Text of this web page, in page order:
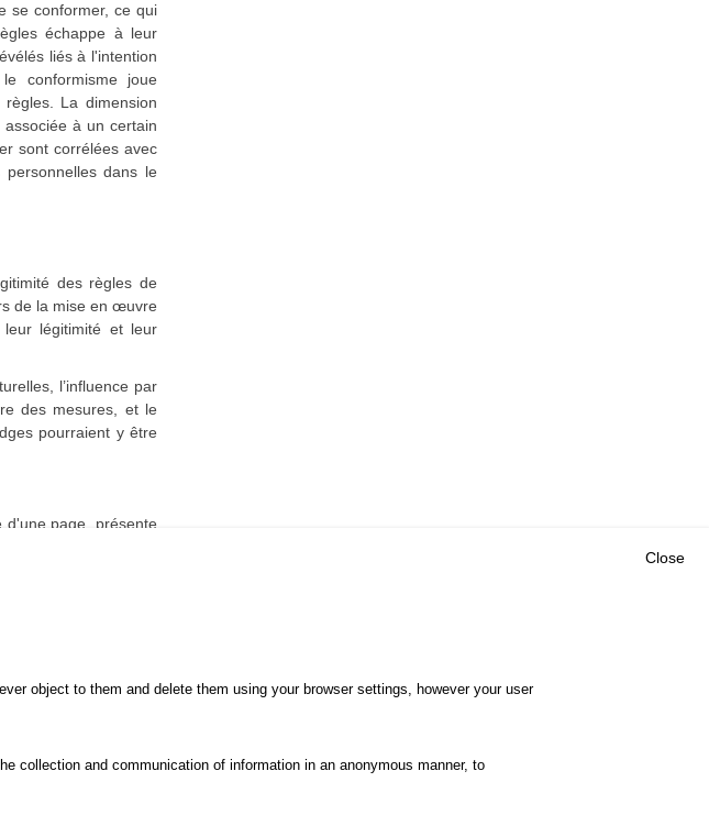
se conformer, ce qui
échappe à leur
liés à l'intention
conformisme joue
La dimension
à un certain
sont corrélées avec
dans le
des règles de
de la mise en œuvre
légitimité et leur
l’influence par
des mesures, et le
pourraient y être
d'une page, présente
PROJECTS
Close
object to them and delete them using your browser settings, however your user
collection and communication of information in an anonymous manner, to